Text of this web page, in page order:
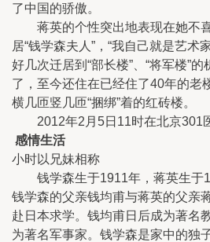
了中国的骄傲。
蒋英的个性突出地表现在她不喜
居“钱学森夫人”，“我自己就是艺术
好几次迁居到“部长楼”、“将军楼”
了，至今还住在已经住了40年的老
横几匝竖几匝“捆绑”着的红砖楼。
2012年2月5日11时在北京301医
感情生活
小时以兄妹相称
钱学森生于1911年，蒋英生于
钱学森的父亲钱均甫与蒋英的父亲
赴日本求学。钱均甫日后成为著名
为著名军事家。钱学森是家中的独